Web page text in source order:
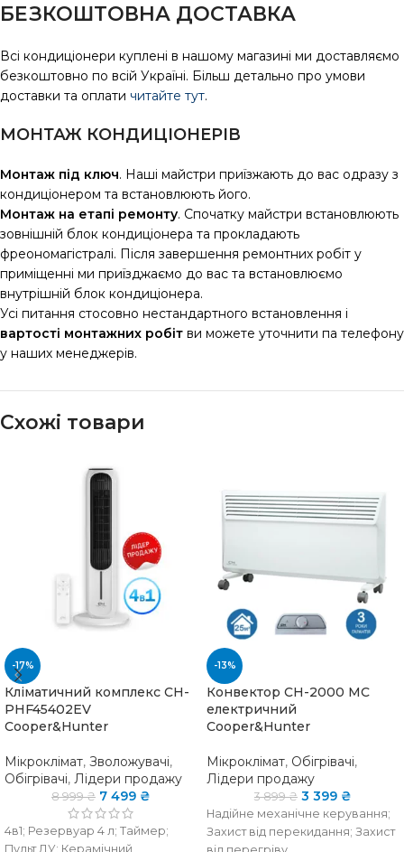
БЕЗКОШТОВНА ДОСТАВКА
Всі кондиціонери куплені в нашому магазині ми доставляємо
безкоштовно по всій Україні. Більш детально про умови
доставки та оплати читайте тут.
МОНТАЖ КОНДИЦІОНЕРІВ
Монтаж під ключ. Наші майстри приїзжають до вас одразу з
кондиціонером та встановлюють його.
Монтаж на етапі ремонту. Спочатку майстри встановлюють
зовнішній блок кондиціонера та прокладають
фреономагістралі. Після завершення ремонтних робіт у
приміщенні ми приїзджаємо до вас та встановлюємо
внутрішній блок кондиціонера.
Усі питання стосовно нестандартного встановлення і
вартості монтажних робіт ви можете уточнити па телефону
у наших менеджерів.
Схожі товари
-17%
Кліматичний комплекс CH-
PHF45402EV
Cooper&Hunter
Мікроклімат, Зволожувачі,
Обігрівачі, Лідери продажу
8 999₴ 7 499 ₴
4в1; Резервуар 4 л; Таймер;
Пульт ДУ; Керамічний
-13%
Конвектор CH-2000 MС
електричний
Cooper&Hunter
Мікроклімат, Обігрівачі,
Лідери продажу
3 899₴ 3 399 ₴
Надійне механічне керування;
Захист від перекидання; Захист